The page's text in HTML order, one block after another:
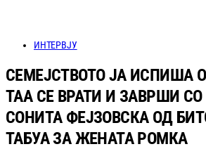
ИНТЕРВЈУ
СЕМЕЈСТВОТО ЈА ИСПИША
ТАА СЕ ВРАТИ И ЗАВРШИ СО
СОНИТА ФЕЈЗОВСКА ОД
ТАБУА ЗА ЖЕНАТА РОМКА